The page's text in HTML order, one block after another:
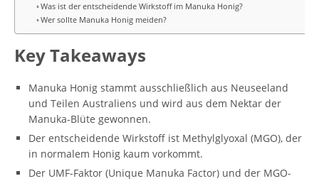
Was ist der entscheidende Wirkstoff im Manuka Honig?
Wer sollte Manuka Honig meiden?
Key Takeaways
Manuka Honig stammt ausschließlich aus Neuseeland
und Teilen Australiens und wird aus dem Nektar der
Manuka-Blüte gewonnen.
Der entscheidende Wirkstoff ist Methylglyoxal (MGO), der
in normalem Honig kaum vorkommt.
Der UMF-Faktor (Unique Manuka Factor) und der MGO-